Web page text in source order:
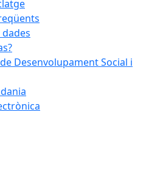
Desenvolupament Social i